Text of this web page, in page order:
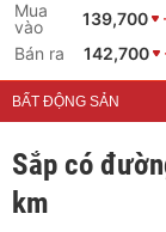
Mua
vào
139,700
Bán ra
142,700
BẤT ĐỘNG SẢN
Sắp có
km